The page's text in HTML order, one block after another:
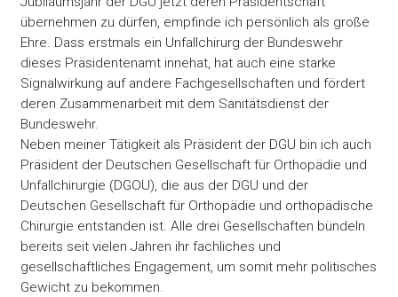
übernehmen zu dürfen, empfinde ich persönlich als große
Ehre. Dass erstmals ein Unfallchirurg der Bundeswehr
dieses Präsidentenamt innehat, hat auch eine starke
Signalwirkung auf andere Fachgesellschaften und fördert
deren Zusammenarbeit mit dem Sanitätsdienst der
Bundeswehr.
Neben meiner Tätigkeit als Präsident der DGU bin ich auch
Präsident der Deutschen Gesellschaft für Orthopädie und
Unfallchirurgie (DGOU), die aus der DGU und der
Deutschen Gesellschaft für Orthopädie und orthopädische
Chirurgie entstanden ist. Alle drei Gesellschaften bündeln
bereits seit vielen Jahren ihr fachliches und
gesellschaftliches Engagement, um somit mehr politisches
Gewicht zu bekommen.